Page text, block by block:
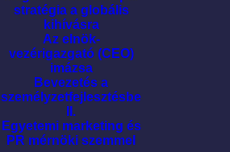
stratégia a globális
kihívásra
Az elnök-
vezérigazgató (CEO)
imázsa
Bevezetés a
személyzetfejlesztésbe
II.
Egyetemi marketing és
PR mérnöki szemmel